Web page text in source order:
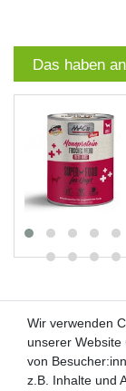
Das haben
Kunden-
Wir verwenden
unserer
von
z.B. Inhalte und
Wir verwenden
unserer
von
z.B. Inhalte und